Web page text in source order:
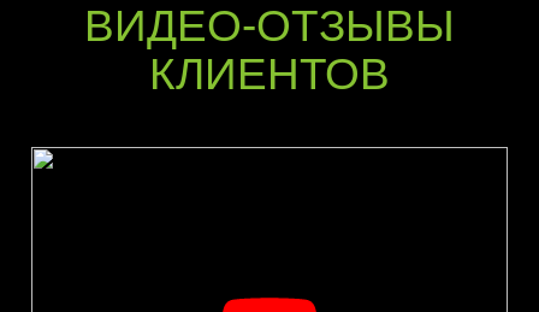
ВИДЕО-ОТЗЫВЫ
КЛИЕНТОВ